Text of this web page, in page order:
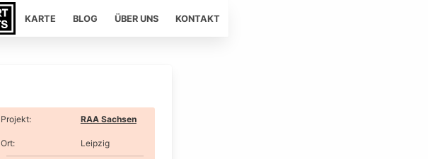
KARTE BLOG ÜBER UNS KONTAKT
Projekt: RAA Sachsen
Ort: Leipzig